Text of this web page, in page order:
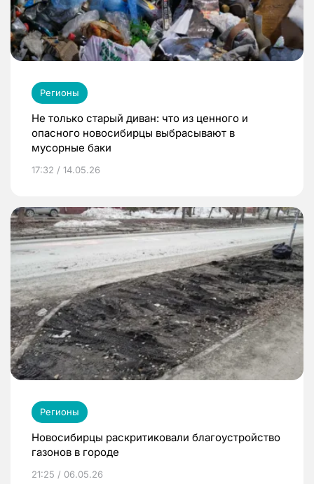
Регионы
Не только старый диван: что из ценного и
опасного новосибирцы выбрасывают в
мусорные баки
17:32 / 14.05.26
Регионы
Новосибирцы раскритиковали благоустройство
газонов в городе
21:25 / 06.05.26